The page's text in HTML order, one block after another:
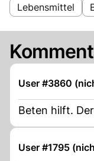
Lebensmittel
User #3860
Beten hilft.
User #1795